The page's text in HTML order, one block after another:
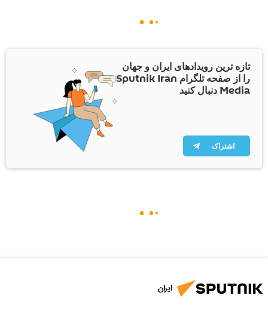
تازه ترین رویدادهای ایران و جهان
را از صفحه تلگرام Sputnik Iran
Media دنبال کنید
اشتراک
ایران